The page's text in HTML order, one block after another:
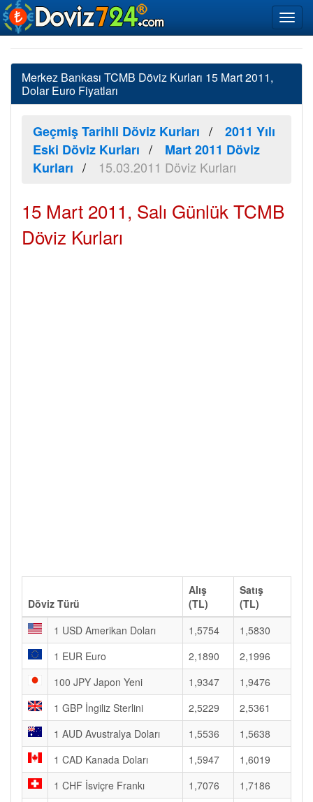
Merkez Bankası TCMB Döviz Kurları 15 Mart 2011,
Dolar Euro Fiyatları
Geçmiş Tarihli Döviz Kurları
2011 Yılı
Eski Döviz Kurları
Mart 2011 Döviz
Kurları
15.03.2011 Döviz Kurları
15 Mart 2011, Salı Günlük TCMB
Döviz Kurları
Döviz Türü
Alış
(TL)
Satış
(TL)
1 USD Amerikan Doları
1,5754
1,5830
1 EUR Euro
2,1890
2,1996
100 JPY Japon Yeni
1,9347
1,9476
1 GBP İngiliz Sterlini
2,5229
2,5361
1 AUD Avustralya Doları
1,5536
1,5638
1 CAD Kanada Doları
1,5947
1,6019
1 CHF İsviçre Frankı
1,7076
1,7186